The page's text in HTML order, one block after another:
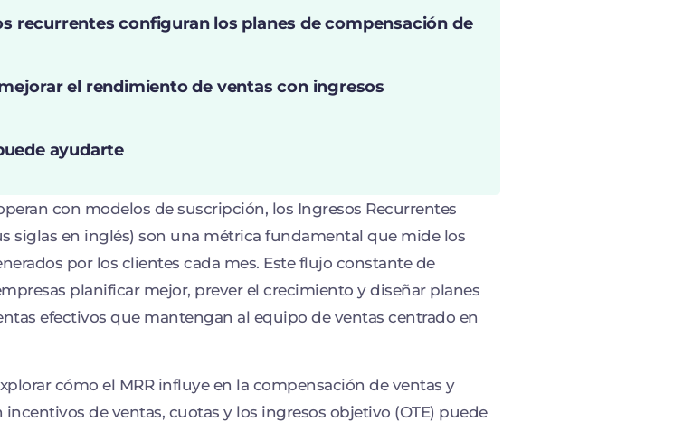
recurrentes configuran los planes de compensación de
el rendimiento de ventas con ingresos
ayudarte
con modelos de suscripción, los Ingresos Recurrentes
siglas en inglés) son una métrica fundamental que mide los
por los clientes cada mes. Este flujo constante de
planificar mejor, prever el crecimiento y diseñar planes
efectivos que mantengan al equipo de ventas centrado en
cómo el MRR influye en la compensación de ventas y
de ventas, cuotas y los ingresos objetivo (OTE) puede